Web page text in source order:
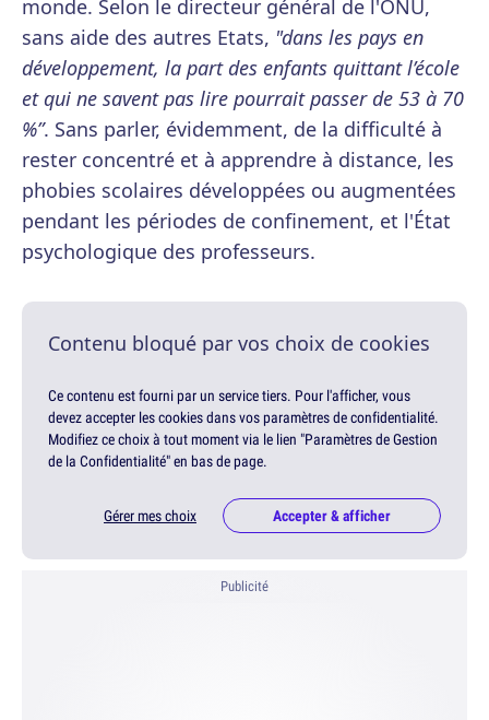
monde. Selon le directeur général de l'ONU,
sans aide des autres Etats, "dans les pays en
développement, la part des enfants quittant l’école
et qui ne savent pas lire pourrait passer de 53 à 70
%”. Sans parler, évidemment, de la difficulté à
rester concentré et à apprendre à distance, les
phobies scolaires développées ou augmentées
pendant les périodes de confinement, et l'État
psychologique des professeurs.
Contenu bloqué par vos choix de cookies
Ce contenu est fourni par un service tiers. Pour l'afficher, vous
devez accepter les cookies dans vos paramètres de confidentialité.
Modifiez ce choix à tout moment via le lien "Paramètres de Gestion
de la Confidentialité" en bas de page.
Gérer mes choix Accepter & afficher
Publicité